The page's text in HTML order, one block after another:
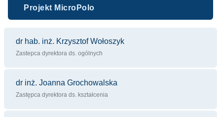
Projekt MicroPolo
dr hab. inż. Krzysztof Wołoszyk
Zastepca dyrektora ds. ogólnych
dr inż. Joanna Grochowalska
Zastępca dyrektora ds. kształcenia